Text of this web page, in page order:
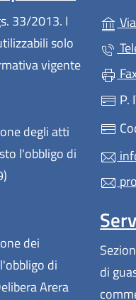
33/2013. I
solo
vigente
degli atti
l'obbligo di
dei
di
Arera
P.
di